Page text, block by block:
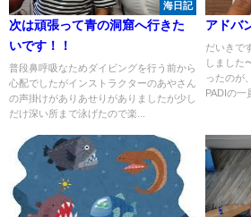
海日記
次は頑張って青の洞窟へ行きた
いです！！
普段鼻呼吸なためダイビングを行う前から
心配でしたがインストラクターのあやさん
の声掛けがありあせりがありましたが少し
だけ深い所まで泳げたので楽...
アドバ
だいきで
しました
ったのが
PADIの一